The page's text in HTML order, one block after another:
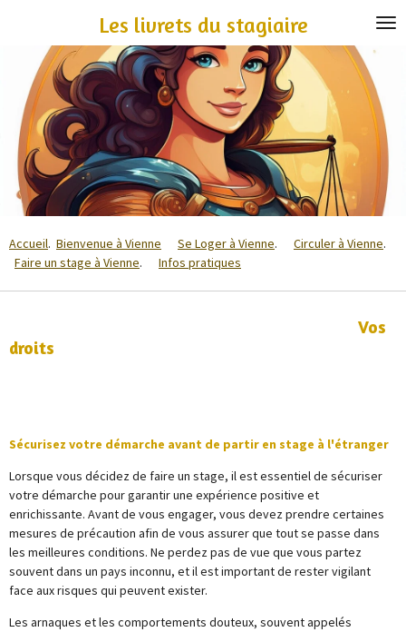
contenu
principal
Les livrets du stagiaire
Accueil. Bienvenue à Vienne Se Loger à Vienne. Circuler à Vienne.
Faire un stage à Vienne. Infos pratiques
Vos
droits
Sécurisez votre démarche avant de partir en stage à l'étranger
Lorsque vous décidez de faire un stage, il est essentiel de sécuriser
votre démarche pour garantir une expérience positive et
enrichissante. Avant de vous engager, vous devez prendre certaines
mesures de précaution afin de vous assurer que tout se passe dans
les meilleures conditions. Ne perdez pas de vue que vous partez
souvent dans un pays inconnu, et il est important de rester vigilant
face aux risques qui peuvent exister.
Les arnaques et les comportements douteux, souvent appelés